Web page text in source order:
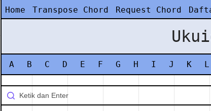
Home Transpose Chord Request Chord
A B C D E F G H I J K L